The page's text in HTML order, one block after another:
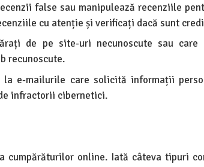
false sau manipulează recenziile
cu atenție și verificați dacă sunt
de pe site-uri necunoscute sau care
recunoscute.
e-mailurile care solicită informații
infractorii cibernetici.
cumpărăturilor online. Iată câteva tipuri